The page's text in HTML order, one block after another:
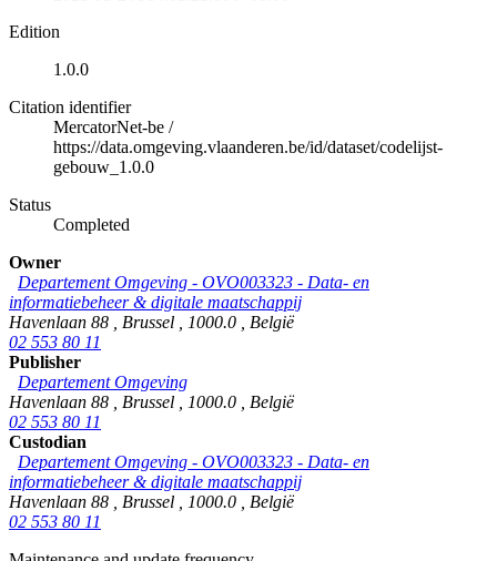
Edition
1.0.0
Citation identifier
MercatorNet-be /
https://data.omgeving.vlaanderen.be/id/dataset/codelijst-
gebouw_1.0.0
Status
Completed
Owner
Departement Omgeving - OVO003323 - Data- en
informatiebeheer & digitale maatschappij
Havenlaan 88
Brussel 1000.0
België
02 553 80 11
Publisher
Departement Omgeving
Havenlaan 88
Brussel 1000.0
België
02 553 80 11
Custodian
Departement Omgeving - OVO003323 - Data- en
informatiebeheer & digitale maatschappij
Havenlaan 88
Brussel 1000.0
België
02 553 80 11